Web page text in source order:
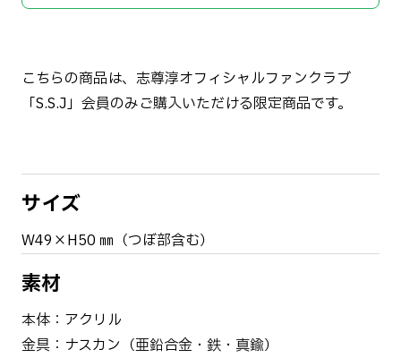
こちらの商品は、志尊淳オフィシャルファンクラブ
「S.S.J」会員のみご購入いただける限定商品です。
サイズ
W49×H50 ㎜（つぼ部含む）
素材
本体：アクリル
金具：ナスカン（亜鉛合金・鉄・真鍮）